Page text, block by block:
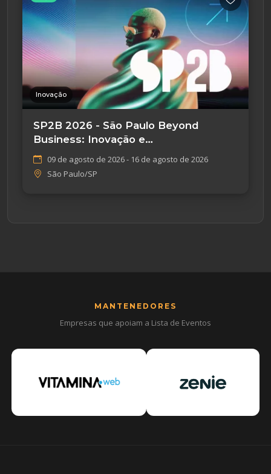
Inovação
SP2B 2026 - São Paulo Beyond
Business: Inovação e
Empreendedorismo
09 de agosto de 2026 - 16 de agosto de 2026
São Paulo/SP
MANTENEDORES
Empresas que apoiam a Lista de Eventos